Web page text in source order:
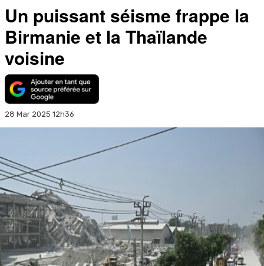
Un puissant séisme frappe la
Birmanie et la Thaïlande
voisine
28 Mar 2025 12h36